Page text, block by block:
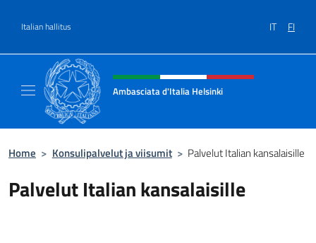
Italian hallitus IT FI
Header, social and menu of site
Ambasciata d'Italia Helsinki
Home > Konsulipalvelut ja viisumit > Palvelut Italian kansalaisille
Palvelut Italian kansalaisille